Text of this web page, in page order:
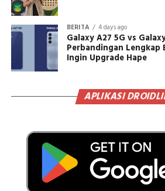
BERITA 4 days ago
Galaxy A27 5G vs
Perbandingan Lengkap
Ingin Upgrade Hape
APLIKASI